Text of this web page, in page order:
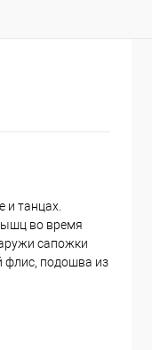
и танцах.
во время
сапожки
флис, подошва из